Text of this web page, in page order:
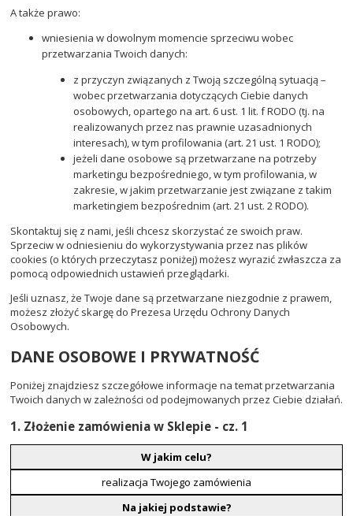
A także prawo:
wniesienia w dowolnym momencie sprzeciwu wobec
przetwarzania Twoich danych:
z przyczyn związanych z Twoją szczególną sytuacją –
wobec przetwarzania dotyczących Ciebie danych
osobowych, opartego na art. 6 ust. 1 lit. f RODO (tj. na
realizowanych przez nas prawnie uzasadnionych
interesach), w tym profilowania (art. 21 ust. 1 RODO);
jeżeli dane osobowe są przetwarzane na potrzeby
marketingu bezpośredniego, w tym profilowania, w
zakresie, w jakim przetwarzanie jest związane z takim
marketingiem bezpośrednim (art. 21 ust. 2 RODO).
Skontaktuj się z nami, jeśli chcesz skorzystać ze swoich praw.
Sprzeciw w odniesieniu do wykorzystywania przez nas plików
cookies (o których przeczytasz poniżej) możesz wyrazić zwłaszcza za
pomocą odpowiednich ustawień przeglądarki.
Jeśli uznasz, że Twoje dane są przetwarzane niezgodnie z prawem,
możesz złożyć skargę do Prezesa Urzędu Ochrony Danych
Osobowych.
DANE OSOBOWE I PRYWATNOŚĆ
Poniżej znajdziesz szczegółowe informacje na temat przetwarzania
Twoich danych w zależności od podejmowanych przez Ciebie działań.
1. Złożenie zamówienia w Sklepie - cz. 1
W jakim celu?
realizacja Twojego zamówienia
Na jakiej podstawie?